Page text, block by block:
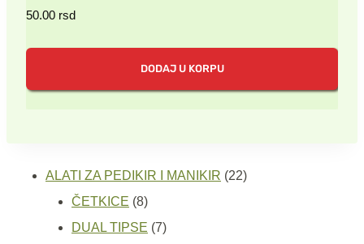
50.00 rsd
DODAJ U KORPU
ALATI ZA PEDIKIR I MANIKIR 2222
ČETKICE 88
proizvoda
DUAL TIPSE 77